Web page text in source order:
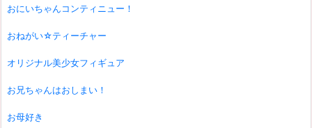
おにいちゃんコンティニュー！
おねがい☆ティーチャー
オリジナル美少女フィギュア
お兄ちゃんはおしまい！
お母好き